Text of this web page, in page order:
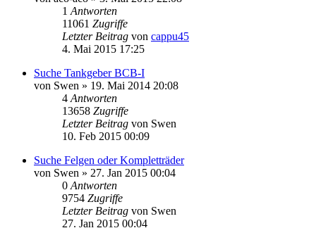
1 Antworten
11061 Zugriffe
Letzter Beitrag von cappu45
4. Mai 2015 17:25
Suche Tankgeber BCB-I
von Swen » 19. Mai 2014 20:08
4 Antworten
13658 Zugriffe
Letzter Beitrag von Swen
10. Feb 2015 00:09
Suche Felgen oder Kompletträder
von Swen » 27. Jan 2015 00:04
0 Antworten
9754 Zugriffe
Letzter Beitrag von Swen
27. Jan 2015 00:04